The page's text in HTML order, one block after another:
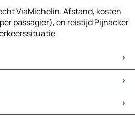
ViaMichelin. Afstand, kosten
passagier), en reistijd Pijnacker